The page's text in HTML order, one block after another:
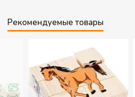
Рекомендуемые товары